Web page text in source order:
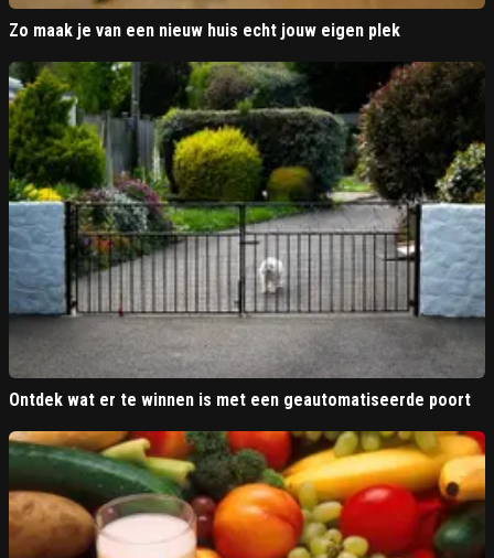
Zo maak je van een nieuw huis echt jouw eigen plek
Ontdek wat er te winnen is met een geautomatiseerde poort